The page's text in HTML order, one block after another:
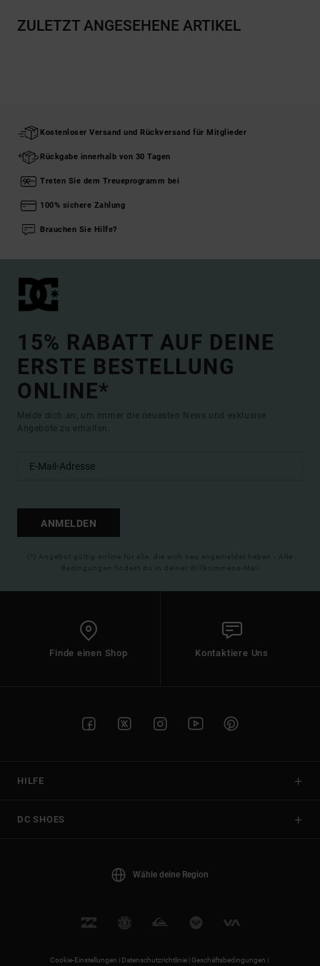
ZULETZT ANGESEHENE ARTIKEL
Kostenloser Versand und Rückversand für Mitglieder
Rückgabe innerhalb von 30 Tagen
Treten Sie dem Treueprogramm bei
100% sichere Zahlung
Brauchen Sie Hilfe?
15% RABATT AUF DEINE
ERSTE BESTELLUNG
ONLINE*
Melde dich an, um immer die neuesten News und exklusive
Angebote zu erhalten.
ANMELDEN
(*) Angebot gültig online für alle, die sich neu angemeldet haben - Alle
Bedingungen findest du in deiner Willkommens-Mail
Finde einen Shop Kontaktiere Uns
HILFE
DC SHOES
Wähle deine Region
Cookie-Einstellungen | Datenschutzrichtlinie |Geschäftsbedingungen |